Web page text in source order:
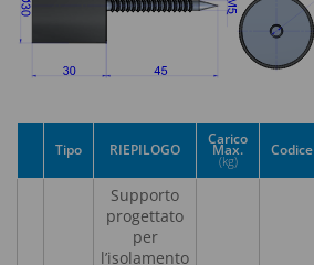
Tipo RIEPILOGO
Carico
Max.
(kg)
Codice
Supporto
progettato
per
l’isolamento